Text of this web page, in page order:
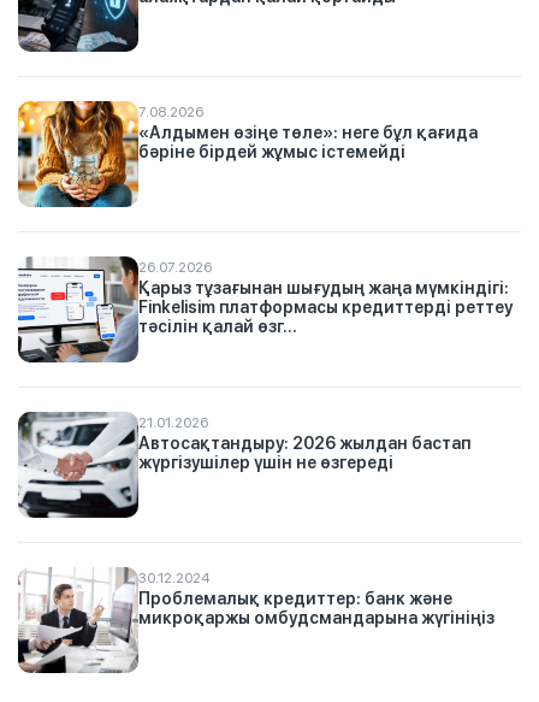
7.08.2026
«Алдымен өзіңе төле»: неге бұл қағида
бәріне бірдей жұмыс істемейді
26.07.2026
Қарыз тұзағынан шығудың жаңа мүмкіндігі:
Finkelisim платформасы кредиттерді реттеу
тәсілін қалай өзг...
21.01.2026
Автосақтандыру: 2026 жылдан бастап
жүргізушілер үшін не өзгереді
30.12.2024
Проблемалық кредиттер: банк және
микроқаржы омбудсмандарына жүгініңіз